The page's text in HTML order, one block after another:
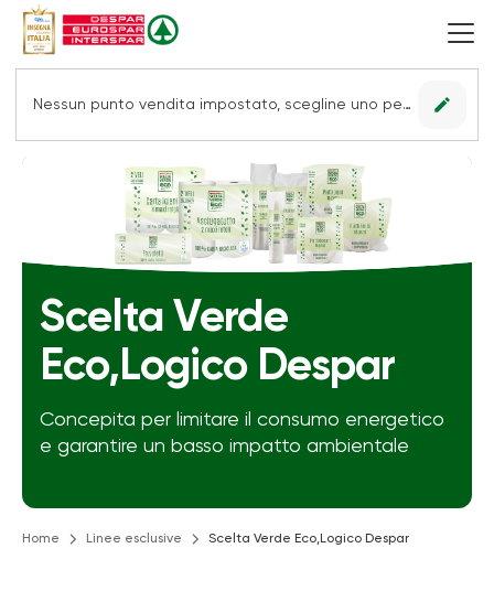
Nessun punto vendita impostato, scegline uno per vedere le offerte. edit
Scelta Verde
Eco,Logico Despar
Concepita per limitare il consumo energetico
e garantire un basso impatto ambientale
Home Linee esclusive Scelta Verde Eco,Logico Despar